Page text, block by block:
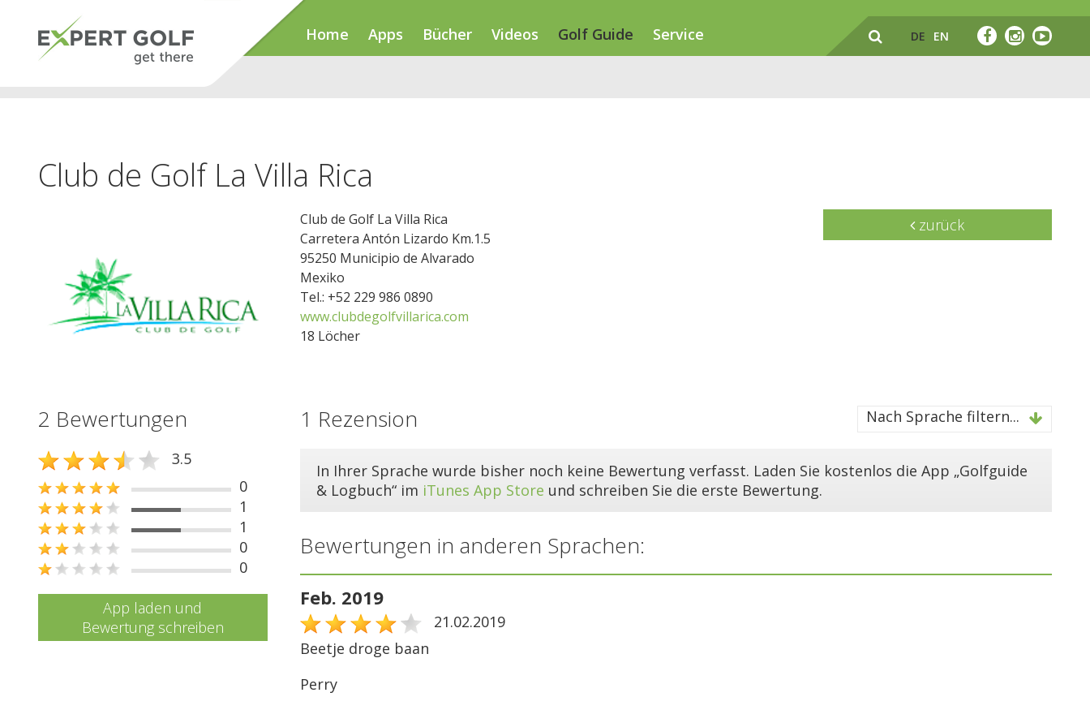
Home Apps Bücher Videos Golf Guide Service DE EN
Club de Golf La Villa Rica
Club de Golf La Villa Rica
Carretera Antón Lizardo Km.1.5
95250 Municipio de Alvarado
Mexiko
Tel.: +52 229 986 0890
www.clubdegolfvillarica.com
18 Löcher
zurück
2 Bewertungen
3.5
0
1
1
0
0
App laden und
Bewertung schreiben
1 Rezension Nach Sprache filtern...
In Ihrer Sprache wurde bisher noch keine Bewertung verfasst. Laden Sie kostenlos die App „Golfguide
& Logbuch“ im iTunes App Store und schreiben Sie die erste Bewertung.
Bewertungen in anderen Sprachen:
Feb. 2019
21.02.2019
Beetje droge baan
Perry